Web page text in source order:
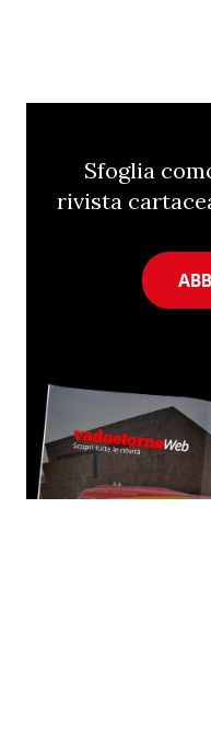
Sfoglia
rivista